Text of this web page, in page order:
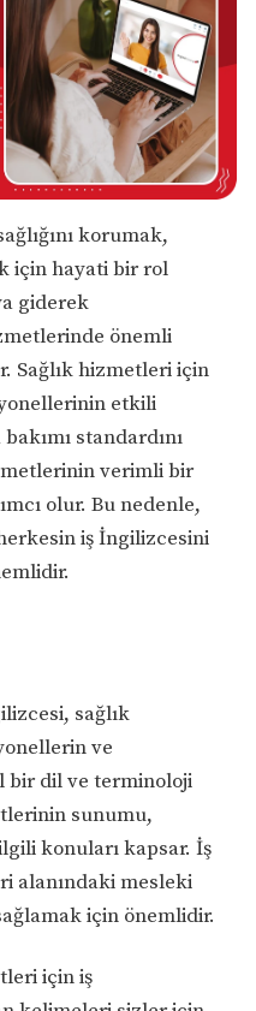
korumak,
için hayati bir rol
giderek
önemli
Sağlık hizmetleri için
etkili
standardını
verimli bir
olur. Bu nedenle,
iş İngilizcesini
sağlık
ve
bir dil ve terminoloji
sunumu,
konuları kapsar. İş
alanındaki mesleki
için önemlidir.
için iş